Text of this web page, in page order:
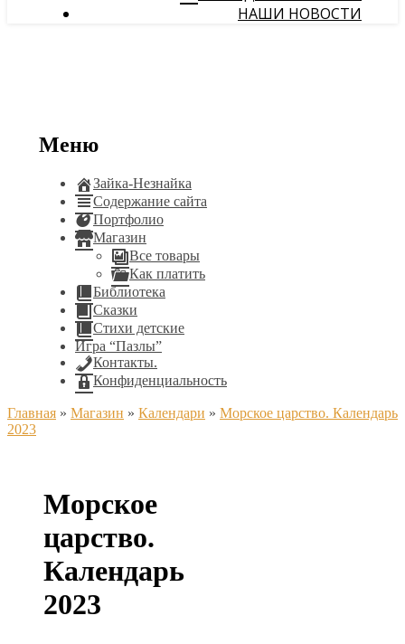
НАШИ НОВОСТИ
Меню
Зайка-Незнайка
Содержание сайта
Портфолио
Магазин
Все товары
Как платить
Библиотека
Сказки
Стихи детские
Игра “Пазлы”
Контакты.
Конфиденциальность
Главная » Магазин » Календари » Морское царство. Календарь
2023
Морское
царство.
Календарь
2023